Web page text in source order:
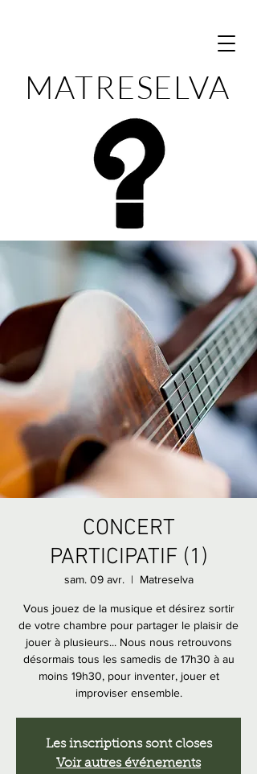
MATRESELVA
CONCERT
PARTICIPATIF (1)
sam. 09 avr.
  |
Matreselva
Vous jouez de la musique et désirez sortir
de votre chambre pour partager le plaisir de
jouer à plusieurs... Nous nous retrouvons
désormais tous les samedis de 17h30 à au
moins 19h30, pour inventer, jouer et
improviser ensemble.
Les inscriptions sont closes
Voir autres événements